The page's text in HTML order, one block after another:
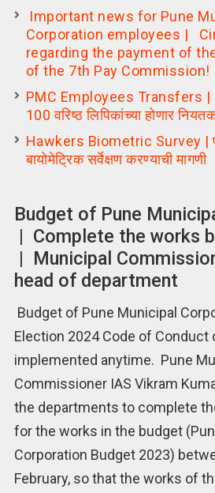
Important news for Pune
Corporation employees |
regarding the payment of
of the 7th Pay Commission!
PMC Employees Transfers |
100 वरिष्ठ लिपिकांच्या होणार
Hawkers Biometric Survey |
बायोमेट्रिक सर्वेक्षण करण्याची मागणी
Budget of Pune
| Complete the works
| Municipal
head of department
Budget of Pune Municipal
Election 2024 Code of Conduct
implemented anytime. Pune
Commissioner IAS Vikram
the departments to complete
for the works in the budget
Corporation Budget 2023)
February, so that the works of